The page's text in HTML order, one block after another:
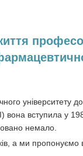
університету
вступила у
немало.
а ми